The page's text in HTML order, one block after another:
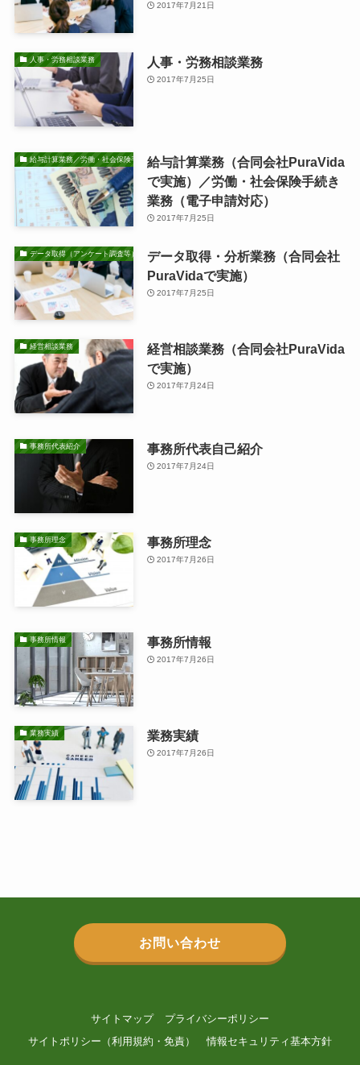
2017年7月21日
人事・労務相談業務 人事・労務相談業務
2017年7月25日
給与計算業務／労働・社会保険手続き業務給与計算業務（合同会社PuraVida
で実施）／労働・社会保険手続き
業務（電子申請対応）
2017年7月25日
データ取得（アンケート調査等）・分析業務データ取得・分析業務（合同会社
PuraVidaで実施）
2017年7月25日
経営相談業務
経営相談業務（合同会社PuraVida
で実施）
2017年7月24日
事務所代表紹介 事務所代表自己紹介
2017年7月24日
事務所理念 事務所理念
2017年7月26日
事務所情報 事務所情報
2017年7月26日
業務実績 業務実績
2017年7月26日
お問い合わせ
サイトマップ
プライバシーポリシー
サイトポリシー（利用規約・免責）
情報セキュリティ基本方針